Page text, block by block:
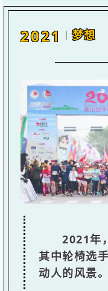
2021 ｜梦想
2021年
其中轮椅选
动人的风景。